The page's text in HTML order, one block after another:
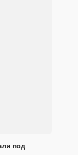
под